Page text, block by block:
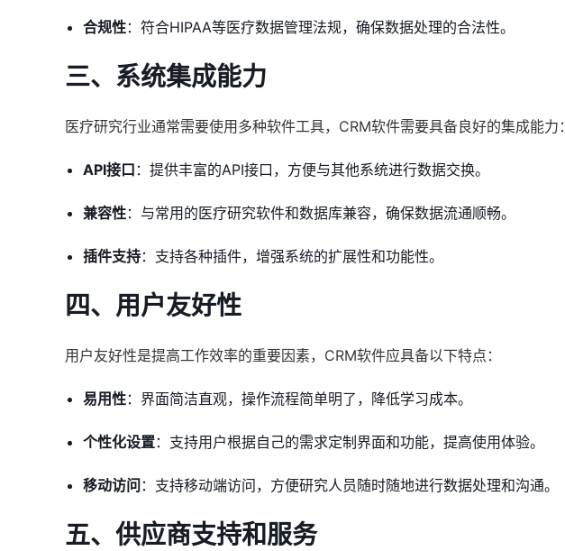
合规性：符合HIPAA等医疗数据管理法规，确保数据处理的合法性。
三、系统集成能力
医疗研究行业通常需要使用多种软件工具，CRM软件需要具备良好的集成能力：
API接口 ：提供丰富的API接口，方便与其他系统进行数据交换。
兼容性：与常用的医疗研究软件和数据库兼容，确保数据流通顺畅。
插件支持：支持各种插件，增强系统的扩展性和功能性。
四、用户友好性
用户友好性是提高工作效率的重要因素，CRM软件应具备以下特点：
易用性：界面简洁直观，操作流程简单明了，降低学习成本。
个性化设置：支持用户根据自己的需求定制界面和功能，提高使用体验。
移动访问 ：支持移动端访问，方便研究人员随时随地进行数据处理和沟通。
五、供应商支持和服务